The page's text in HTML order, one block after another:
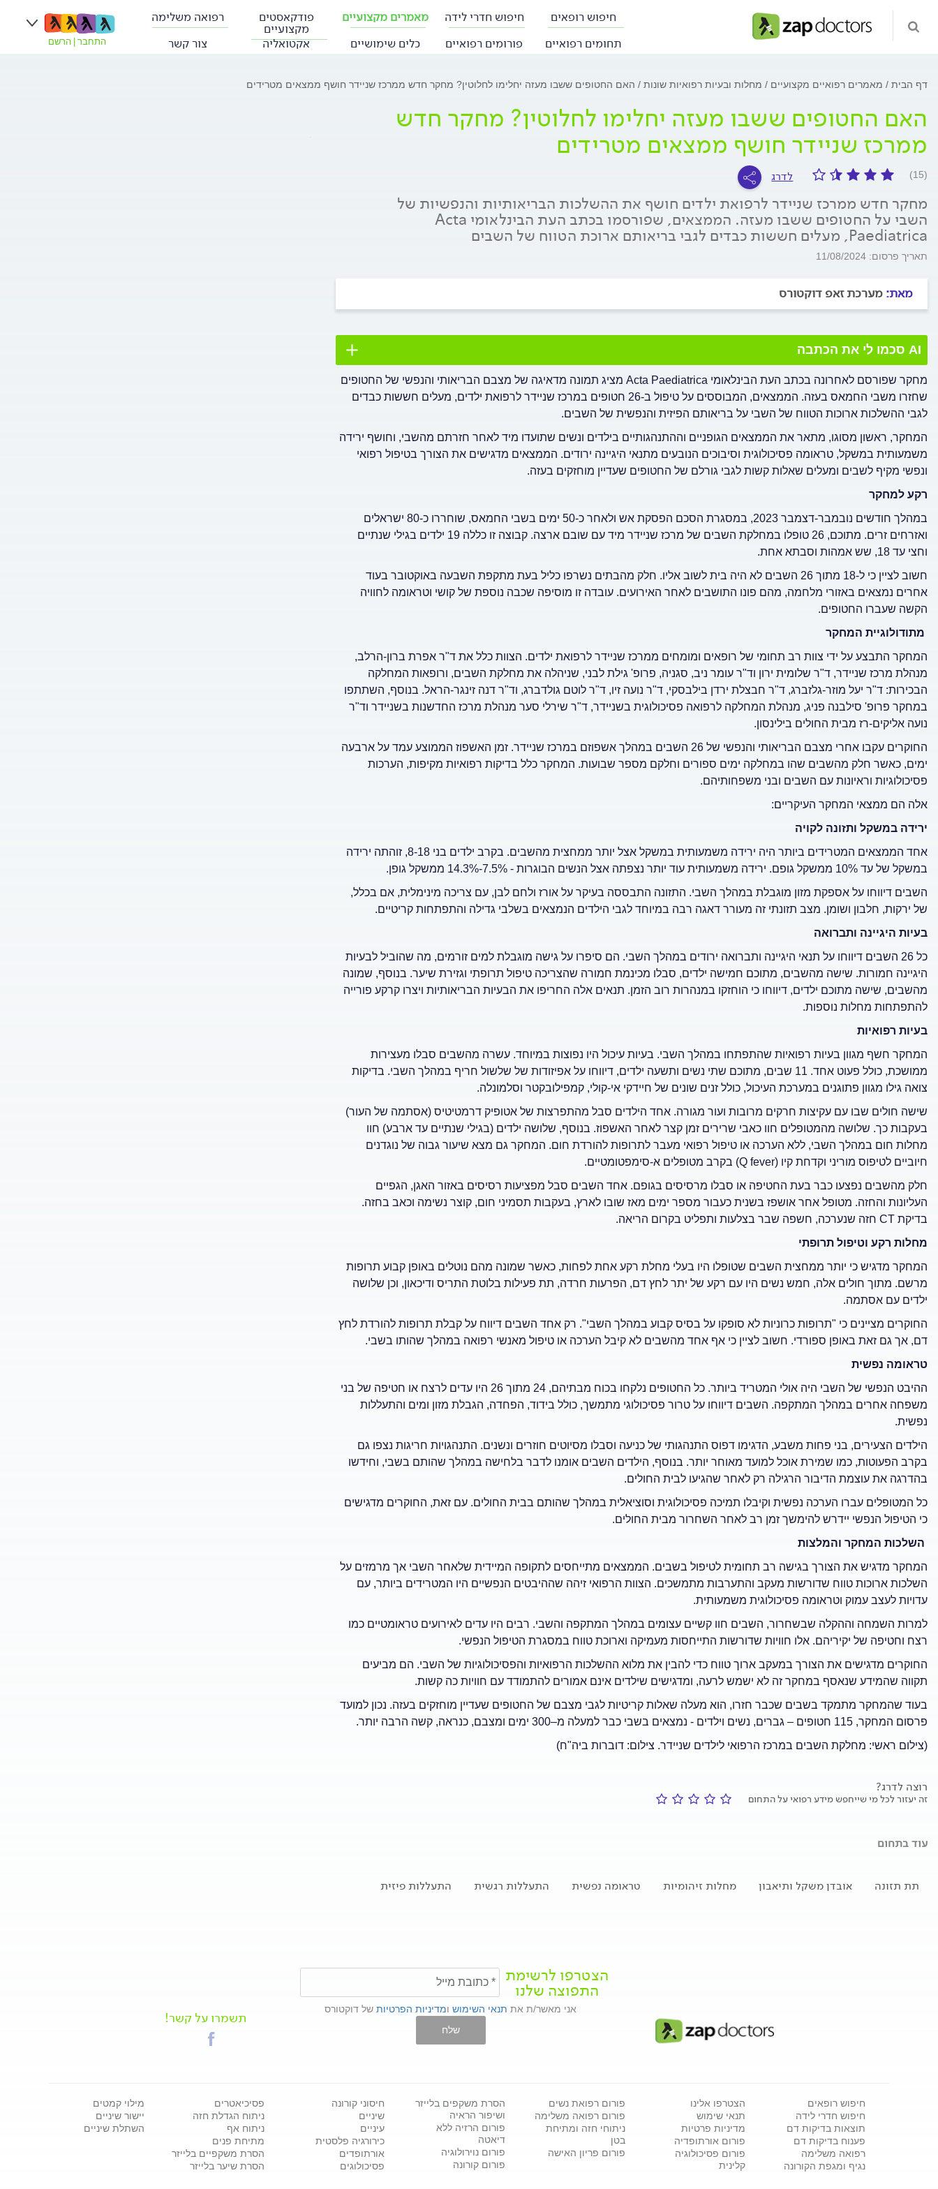
חיפוש רופאים חיפוש חדרי לידה מאמרים מקצועיים פודקאסטים
מקצועיים
רפואה משלימה
תחומים רפואיים
פורומים רפואיים כלים שימושיים אקטואליה צור קשר התחבר הרשם
דף הבית מאמרים רפואיים מקצועיים מחלות ובעיות רפואיות שונות האם החטופים ששבו מעזה יחלימו לחלוטין? מחקר חדש ממרכז שניידר חושף ממצאים מטרידים
האם החטופים ששבו מעזה יחלימו לחלוטין? מחקר חדש
ממרכז שניידר חושף ממצאים מטרידים
(15) לדרג
מחקר חדש ממרכז שניידר לרפואת ילדים חושף את ההשלכות הבריאותיות והנפשיות של
השבי על החטופים ששבו מעזה. הממצאים, שפורסמו בכתב העת הבינלאומי Acta
Paediatrica, מעלים חששות כבדים לגבי בריאותם ארוכת הטווח של השבים
תאריך פרסום: 11/08/2024
מאת: מערכת זאפ דוקטורס
AI סכמו לי את הכתבה
מחקר שפורסם לאחרונה בכתב העת הבינלאומי Acta Paediatrica מציג תמונה מדאיגה של מצבם הבריאותי והנפשי של החטופים
שחזרו משבי החמאס בעזה. הממצאים, המבוססים על טיפול ב-26 חטופים במרכז שניידר לרפואת ילדים, מעלים חששות כבדים
לגבי ההשלכות ארוכות הטווח של השבי על בריאותם הפיזית והנפשית של השבים.
המחקר, ראשון מסוגו, מתאר את הממצאים הגופניים וההתנהגותיים בילדים ונשים שתועדו מיד לאחר חזרתם מהשבי, וחושף ירידה
משמעותית במשקל, טראומה פסיכולוגית וסיבוכים הנובעים מתנאי היגיינה ירודים. הממצאים מדגישים את הצורך בטיפול רפואי
ונפשי מקיף לשבים ומעלים שאלות קשות לגבי גורלם של החטופים שעדיין מוחזקים בעזה.
רקע למחקר
במהלך חודשים נובמבר-דצמבר 2023, במסגרת הסכם הפסקת אש ולאחר כ-50 ימים בשבי החמאס, שוחררו כ-80 ישראלים
ואזרחים זרים. מתוכם, 26 טופלו במחלקת השבים של מרכז שניידר מיד עם שובם ארצה. קבוצה זו כללה 19 ילדים בגילי שנתיים
וחצי עד 18, שש אמהות וסבתא אחת.
חשוב לציין כי ל-18 מתוך 26 השבים לא היה בית לשוב אליו. חלק מהבתים נשרפו כליל בעת מתקפת השבעה באוקטובר בעוד
אחרים נמצאים באזורי מלחמה, מהם פונו התושבים לאחר האירועים. עובדה זו מוסיפה שכבה נוספת של קושי וטראומה לחוויה
הקשה שעברו החטופים.
מתודולוגיית המחקר
המחקר התבצע על ידי צוות רב תחומי של רופאים ומומחים ממרכז שניידר לרפואת ילדים. הצוות כלל את ד"ר אפרת ברון-הרלב,
מנהלת מרכז שניידר, ד"ר שלומית ירון וד"ר עומר ניב, סגניה, פרופ' גילת לבני, שניהלה את מחלקת השבים, ורופאות המחלקה
הבכירות: ד"ר יעל מוזר-גלזברג, ד"ר חבצלת ירדן בילבסקי, ד"ר נועה זיו, ד"ר לוטם גולדברג, וד"ר דנה זינגר-הראל. בנוסף, השתתפו
במחקר פרופ' סילבנה פניג, מנהלת המחלקה לרפואה פסיכולוגית בשניידר, ד"ר שירלי סער מנהלת מרכז החדשנות בשניידר וד"ר
נועה אליקים-רז מבית החולים בילינסון.
החוקרים עקבו אחרי מצבם הבריאותי והנפשי של 26 השבים במהלך אשפוזם במרכז שניידר. זמן האשפוז הממוצע עמד על ארבעה
ימים, כאשר חלק מהשבים שהו במחלקה ימים ספורים וחלקם מספר שבועות. המחקר כלל בדיקות רפואיות מקיפות, הערכות
פסיכולוגיות וראיונות עם השבים ובני משפחותיהם.
אלה הם ממצאי המחקר העיקריים:
ירידה במשקל ותזונה לקויה
אחד הממצאים המטרידים ביותר היה ירידה משמעותית במשקל אצל יותר ממחצית מהשבים. בקרב ילדים בני 8-18, זוהתה ירידה
במשקל של עד 10% ממשקל גופם. ירידה משמעותית עוד יותר נצפתה אצל הנשים הבוגרות - 7.5%-14.3% ממשקל גופן.
השבים דיווחו על אספקת מזון מוגבלת במהלך השבי. התזונה התבססה בעיקר על אורז ולחם לבן, עם צריכה מינימלית, אם בכלל,
של ירקות, חלבון ושומן. מצב תזונתי זה מעורר דאגה רבה במיוחד לגבי הילדים הנמצאים בשלבי גדילה והתפתחות קריטיים.
בעיות היגיינה ותברואה
כל 26 השבים דיווחו על תנאי היגיינה ותברואה ירודים במהלך השבי. הם סיפרו על גישה מוגבלת למים זורמים, מה שהוביל לבעיות
היגיינה חמורות. שישה מהשבים, מתוכם חמישה ילדים, סבלו מכינמת חמורה שהצריכה טיפול תרופתי וגזירת שיער. בנוסף, שמונה
מהשבים, שישה מתוכם ילדים, דיווחו כי הוחזקו במנהרות רוב הזמן. תנאים אלה החריפו את הבעיות הבריאותיות ויצרו קרקע פורייה
להתפתחות מחלות נוספות.
בעיות רפואיות
המחקר חשף מגוון בעיות רפואיות שהתפתחו במהלך השבי. בעיות עיכול היו נפוצות במיוחד. עשרה מהשבים סבלו מעצירות
ממושכת, כולל פעוט אחד. 11 שבים, מתוכם שתי נשים ותשעה ילדים, דיווחו על אפיזודות של שלשול חריף במהלך השבי. בדיקות
צואה גילו מגוון פתוגנים במערכת העיכול, כולל זנים שונים של חיידקי אי-קולי, קמפילובקטר וסלמונלה.
שישה חולים שבו עם עקיצות חרקים מרובות ועור מגורה. אחד הילדים סבל מהתפרצות של אטופיק דרמטיטיס (אסתמה של העור)
בעקבות כך. שלושה מהמטופלים חוו כאבי שרירים זמן קצר לאחר האשפוז. בנוסף, שלושה ילדים (בגילי שנתיים עד ארבע) חוו
מחלות חום במהלך השבי, ללא הערכה או טיפול רפואי מעבר לתרופות להורדת חום. המחקר גם מצא שיעור גבוה של נוגדנים
חיוביים לטיפוס מוריני וקדחת קיו (Q fever) בקרב מטופלים א-סימפטומטיים.
חלק מהשבים נפצעו כבר בעת החטיפה או סבלו מרסיסים בגופם. אחד השבים סבל מפציעות רסיסים באזור האגן, הגפיים
העליונות והחזה. מטופל אחר אושפז בשנית כעבור מספר ימים מאז שובו לארץ, בעקבות תסמיני חום, קוצר נשימה וכאב בחזה.
בדיקת CT חזה שנערכה, חשפה שבר בצלעות ותפליט בקרום הריאה.
מחלות רקע וטיפול תרופתי
המחקר מדגיש כי יותר ממחצית השבים שטופלו היו בעלי מחלת רקע אחת לפחות, כאשר שמונה מהם נוטלים באופן קבוע תרופות
מרשם. מתוך חולים אלה, חמש נשים היו עם רקע של יתר לחץ דם, הפרעות חרדה, תת פעילות בלוטת התריס ודיכאון, וכן שלושה
ילדים עם אסתמה.
החוקרים מציינים כי "תרופות כרוניות לא סופקו על בסיס קבוע במהלך השבי". רק אחד השבים דיווח על קבלת תרופות להורדת לחץ
דם, אך גם זאת באופן ספורדי. חשוב לציין כי אף אחד מהשבים לא קיבל הערכה או טיפול מאנשי רפואה במהלך שהותו בשבי.
טראומה נפשית
ההיבט הנפשי של השבי היה אולי המטריד ביותר. כל החטופים נלקחו בכוח מבתיהם, 24 מתוך 26 היו עדים לרצח או חטיפה של בני
משפחה אחרים במהלך המתקפה. השבים דיווחו על טרור פסיכולוגי מתמשך, כולל בידוד, הפחדה, הגבלת מזון ומים והתעללות
נפשית.
הילדים הצעירים, בני פחות משבע, הדגימו דפוס התנהגותי של כניעה וסבלו מסיוטים חוזרים ונשנים. התנהגויות חריגות נצפו גם
בקרב הפעוטות, כמו שמירת אוכל למועד מאוחר יותר. בנוסף, הילדים השבים אומנו לדבר בלחישה במהלך שהותם בשבי, וחידשו
בהדרגה את עוצמת הדיבור הרגילה רק לאחר שהגיעו לבית החולים.
כל המטופלים עברו הערכה נפשית וקיבלו תמיכה פסיכולוגית וסוציאלית במהלך שהותם בבית החולים. עם זאת, החוקרים מדגישים
כי הטיפול הנפשי יידרש להימשך זמן רב לאחר השחרור מבית החולים.
השלכות המחקר והמלצות
המחקר מדגיש את הצורך בגישה רב תחומית לטיפול בשבים. הממצאים מתייחסים לתקופה המיידית שלאחר השבי אך מרמזים על
השלכות ארוכות טווח שדורשות מעקב והתערבות מתמשכים. הצוות הרפואי זיהה שההיבטים הנפשיים היו המטרידים ביותר, עם
עדויות לעצב עמוק וטראומה פסיכולוגית משמעותית.
למרות השמחה וההקלה שבשחרור, השבים חוו קשיים עצומים במהלך המתקפה והשבי. רבים היו עדים לאירועים טראומטיים כמו
רצח וחטיפה של יקיריהם. אלו חוויות שדורשות התייחסות מעמיקה וארוכת טווח במסגרת הטיפול הנפשי.
החוקרים מדגישים את הצורך במעקב ארוך טווח כדי להבין את מלוא ההשלכות הרפואיות והפסיכולוגיות של השבי. הם מביעים
תקווה שהמידע שנאסף במחקר זה לא ישמש לרעה, ומדגישים שילדים אינם אמורים להתמודד עם חוויות כה קשות.
בעוד שהמחקר מתמקד בשבים שכבר חזרו, הוא מעלה שאלות קריטיות לגבי מצבם של החטופים שעדיין מוחזקים בעזה. נכון למועד
פרסום המחקר, 115 חטופים – גברים, נשים וילדים - נמצאים בשבי כבר למעלה מ–300 ימים ומצבם, כנראה, קשה הרבה יותר.
(צילום ראשי: מחלקת השבים במרכז הרפואי לילדים שניידר. צילום: דוברות ביה"ח)
רוצה לדרג?
זה יעזור לכל מי שייחפש מידע רפואי על התחום
עוד בתחום
תת תזונה אובדן משקל ותיאבון מחלות זיהומיות טראומה נפשית התעללות רגשית התעללות פיזית
הצטרפו לרשימת
התפוצה שלנו
אני מאשר/ת את תנאי השימוש ומדיניות הפרטיות של דוקטורס
שלח
תשמרו על קשר!
חיפוש רופאים
חיפוש חדרי לידה
תוצאות בדיקות דם
פענוח בדיקות דם
רפואה משלימה
נגיף ומגפת הקורונה
הצטרפו אלינו
תנאי שימוש
מדיניות פרטיות
פורום אורתופדיה
פורום פסיכולוגיה
קלינית
פורום רפואת נשים
פורום רפואה משלימה
ניתוחי חזה ומתיחת
בטן
פורום פריון האישה
הסרת משקפים בלייזר
ושיפור הראיה
פורום הרזיה ללא
דיאטה
פורום נוירולוגיה
פורום קורונה
חיסוני קורונה
שיניים
עיניים
כירורגיה פלסטית
אורתופדים
פסיכולוגים
פסיכיאטרים
ניתוח הגדלת חזה
ניתוח אף
מתיחת פנים
הסרת משקפיים בלייזר
הסרת שיער בלייזר
מילוי קמטים
יישור שיניים
השתלת שיניים